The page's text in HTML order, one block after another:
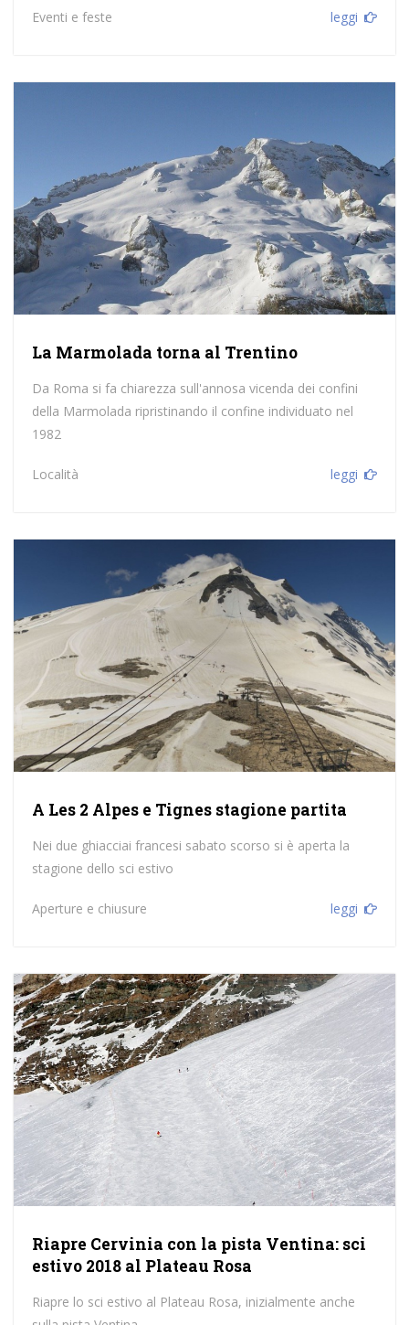
Eventi e feste leggi
La Marmolada torna al Trentino
Da Roma si fa chiarezza sull'annosa vicenda dei confini
della Marmolada ripristinando il confine individuato nel
1982
Località leggi
A Les 2 Alpes e Tignes stagione partita
Nei due ghiacciai francesi sabato scorso si è aperta la
stagione dello sci estivo
Aperture e chiusure leggi
Riapre Cervinia con la pista Ventina: sci
estivo 2018 al Plateau Rosa
Riapre lo sci estivo al Plateau Rosa, inizialmente anche